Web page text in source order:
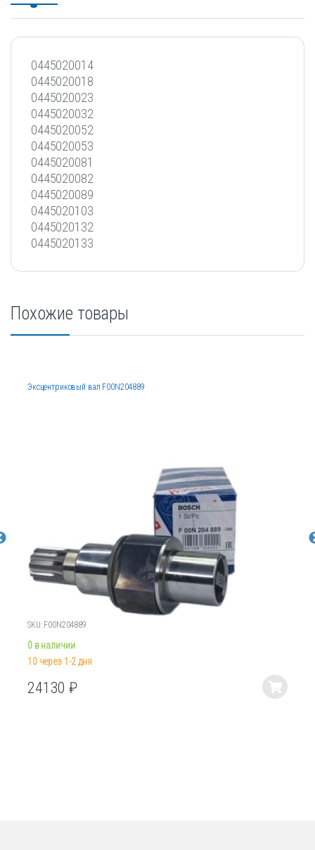
0445020014
0445020018
0445020023
0445020032
0445020052
0445020053
0445020081
0445020082
0445020089
0445020103
0445020132
0445020133
Похожие товары
Эксцентриковый вал F00N204889
SKU: F00N204889
0 в наличии
10 через 1-2 дня
24130₽
Этот